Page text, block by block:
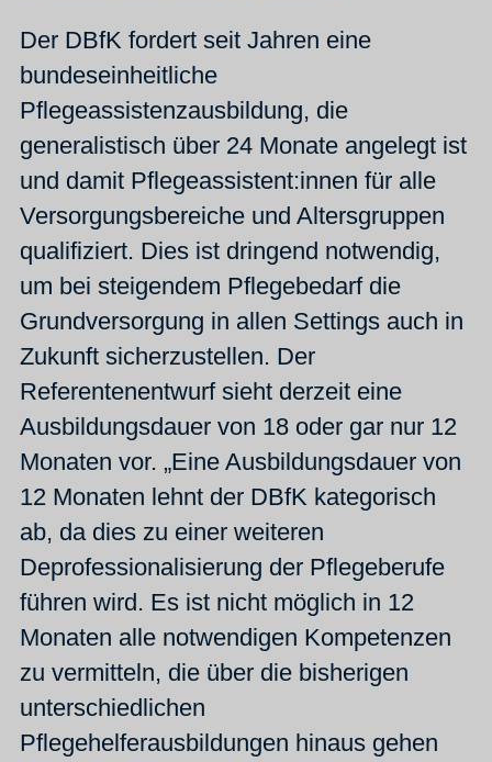
Der DBfK fordert seit Jahren eine
bundeseinheitliche
Pflegeassistenzausbildung, die
generalistisch über 24 Monate angelegt ist
und damit Pflegeassistent:innen für alle
Versorgungsbereiche und Altersgruppen
qualifiziert. Dies ist dringend notwendig,
um bei steigendem Pflegebedarf die
Grundversorgung in allen Settings auch in
Zukunft sicherzustellen. Der
Referentenentwurf sieht derzeit eine
Ausbildungsdauer von 18 oder gar nur 12
Monaten vor. „Eine Ausbildungsdauer von
12 Monaten lehnt der DBfK kategorisch
ab, da dies zu einer weiteren
Deprofessionalisierung der Pflegeberufe
führen wird. Es ist nicht möglich in 12
Monaten alle notwendigen Kompetenzen
zu vermitteln, die über die bisherigen
unterschiedlichen
Pflegehelferausbildungen hinaus gehen